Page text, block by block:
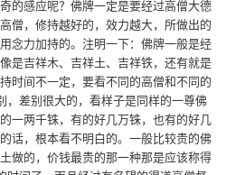
的感应呢？佛牌一定是要经过高僧大德
僧，修持越好的，效力越大，所做出的
念力加持的。注明一下：佛牌一般是经
是吉祥木、吉祥土、吉祥铁，还有就是
时间不一定，要看不同的高僧和不同的
，差别很大的，看样子是同样的一尊佛
一两千铢，有的好几万铢，也有的好几
话，根本看不明白的。一般比较贵的佛
做的，价钱最贵的那一种那是应该称得